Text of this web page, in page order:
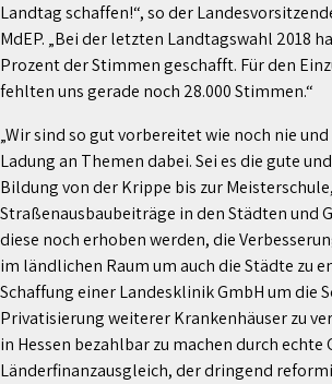
Landtag schaffen!“, so der
MdEP. „Bei der letzten Landtagswahl 2018
Prozent der Stimmen geschafft. Für den
fehlten uns gerade noch 28.000 Stimmen.“
„Wir sind so gut vorbereitet wie noch nie
Ladung an Themen dabei. Sei es die gute
Bildung von der Krippe bis zur
Straßenausbaubeiträge in den Städten und
diese noch erhoben werden, die
im ländlichen Raum um auch die Städte zu
Schaffung einer Landesklinik GmbH um die
Privatisierung weiterer Krankenhäuser zu
in Hessen bezahlbar zu machen durch
Länderfinanzausgleich, der dringend